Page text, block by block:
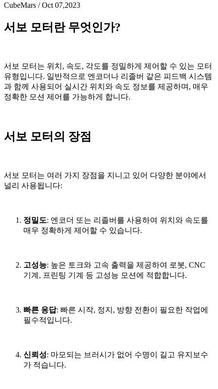
CubeMars / Oct 07,2023
서보 모터란 무엇인가?
서보 모터는 위치, 속도, 각도를 정밀하게 제어할 수 있는 모터
유형입니다. 일반적으로 엔코더나 리졸버 같은 피드백 시스템
과 함께 사용되어 실시간 위치와 속도 정보를 제공하며, 매우
정확한 모션 제어를 가능하게 합니다.
서보 모터의 장점
서보 모터는 여러 가지 장점을 지니고 있어 다양한 분야에서
널리 사용됩니다:
정밀도: 엔코더 또는 리졸버를 사용하여 위치와 속도를
매우 정확하게 제어할 수 있습니다.
고성능: 높은 토크와 고속 출력을 제공하여 로봇, CNC
기계, 프린팅 기계 등 고성능 모션에 적합합니다.
빠른 응답: 빠른 시작, 정지, 방향 전환이 필요한 작업에
필수적입니다.
신뢰성: 마모되는 브러시가 없어 수명이 길고 유지보수
가 적습니다.